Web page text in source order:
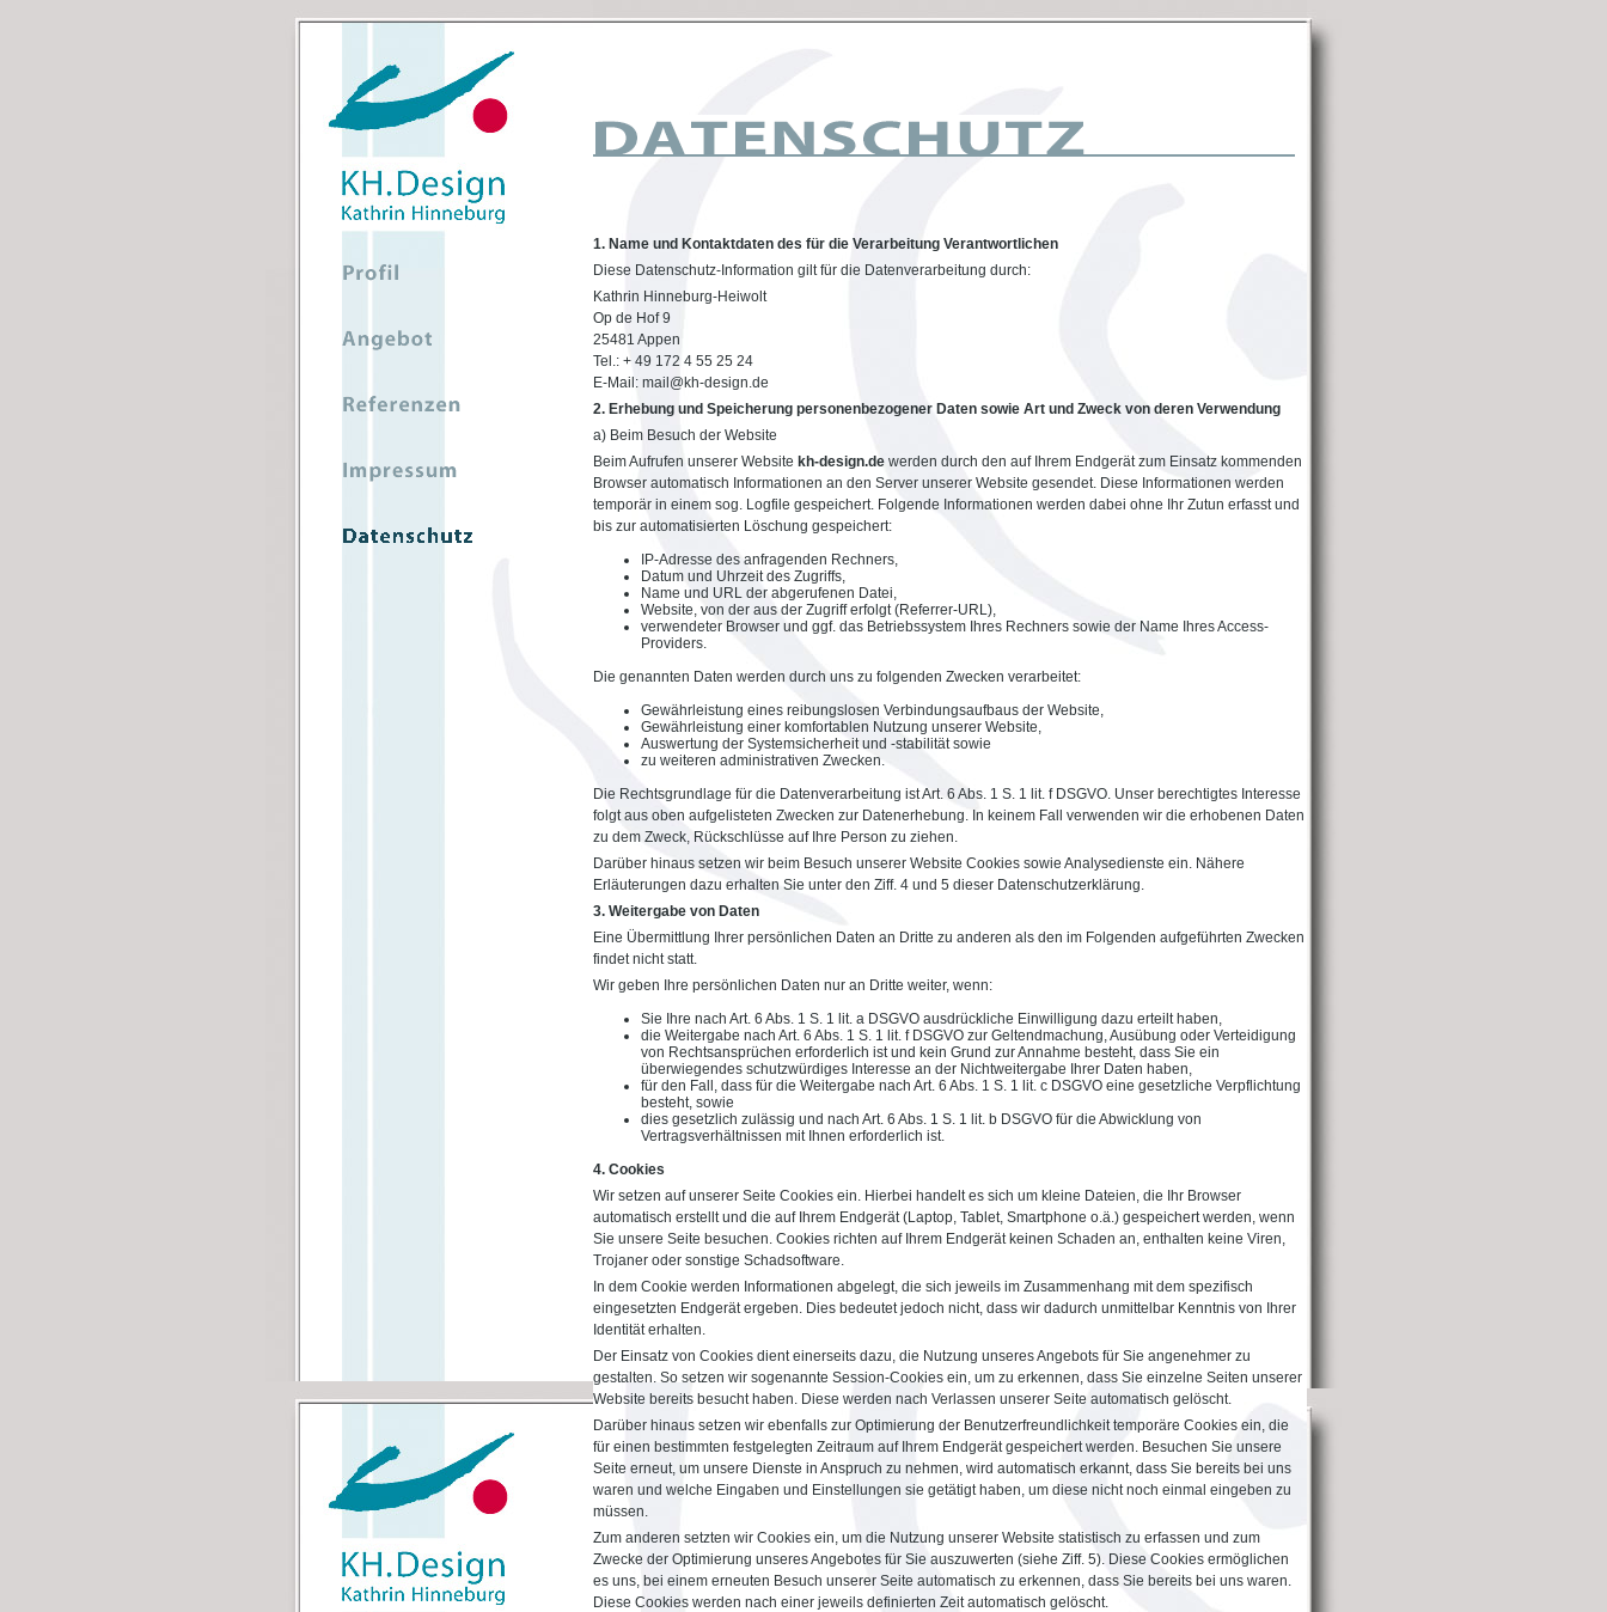
1. Name und Kontaktdaten des für die Verarbeitung Verantwortlichen
Diese Datenschutz-Information gilt für die Datenverarbeitung durch:
Kathrin Hinneburg-Heiwolt
Op de Hof 9
25481 Appen
Tel.: + 49 172 4 55 25 24
E-Mail: mail@kh-design.de
2. Erhebung und Speicherung personenbezogener Daten sowie Art und Zweck von deren Verwendung
a) Beim Besuch der Website
Beim Aufrufen unserer Website kh-design.de werden durch den auf Ihrem Endgerät zum Einsatz kommenden
Browser automatisch Informationen an den Server unserer Website gesendet. Diese Informationen werden
temporär in einem sog. Logfile gespeichert. Folgende Informationen werden dabei ohne Ihr Zutun erfasst und
bis zur automatisierten Löschung gespeichert:
IP-Adresse des anfragenden Rechners,
Datum und Uhrzeit des Zugriffs,
Name und URL der abgerufenen Datei,
Website, von der aus der Zugriff erfolgt (Referrer-URL),
verwendeter Browser und ggf. das Betriebssystem Ihres Rechners sowie der Name Ihres Access-
Providers.
Die genannten Daten werden durch uns zu folgenden Zwecken verarbeitet:
Gewährleistung eines reibungslosen Verbindungsaufbaus der Website,
Gewährleistung einer komfortablen Nutzung unserer Website,
Auswertung der Systemsicherheit und -stabilität sowie
zu weiteren administrativen Zwecken.
Die Rechtsgrundlage für die Datenverarbeitung ist Art. 6 Abs. 1 S. 1 lit. f DSGVO. Unser berechtigtes Interesse
folgt aus oben aufgelisteten Zwecken zur Datenerhebung. In keinem Fall verwenden wir die erhobenen Daten
zu dem Zweck, Rückschlüsse auf Ihre Person zu ziehen.
Darüber hinaus setzen wir beim Besuch unserer Website Cookies sowie Analysedienste ein. Nähere
Erläuterungen dazu erhalten Sie unter den Ziff. 4 und 5 dieser Datenschutzerklärung.
3. Weitergabe von Daten
Eine Übermittlung Ihrer persönlichen Daten an Dritte zu anderen als den im Folgenden aufgeführten Zwecken
findet nicht statt.
Wir geben Ihre persönlichen Daten nur an Dritte weiter, wenn:
Sie Ihre nach Art. 6 Abs. 1 S. 1 lit. a DSGVO ausdrückliche Einwilligung dazu erteilt haben,
die Weitergabe nach Art. 6 Abs. 1 S. 1 lit. f DSGVO zur Geltendmachung, Ausübung oder Verteidigung
von Rechtsansprüchen erforderlich ist und kein Grund zur Annahme besteht, dass Sie ein
überwiegendes schutzwürdiges Interesse an der Nichtweitergabe Ihrer Daten haben,
für den Fall, dass für die Weitergabe nach Art. 6 Abs. 1 S. 1 lit. c DSGVO eine gesetzliche Verpflichtung
besteht, sowie
dies gesetzlich zulässig und nach Art. 6 Abs. 1 S. 1 lit. b DSGVO für die Abwicklung von
Vertragsverhältnissen mit Ihnen erforderlich ist.
4. Cookies
Wir setzen auf unserer Seite Cookies ein. Hierbei handelt es sich um kleine Dateien, die Ihr Browser
automatisch erstellt und die auf Ihrem Endgerät (Laptop, Tablet, Smartphone o.ä.) gespeichert werden, wenn
Sie unsere Seite besuchen. Cookies richten auf Ihrem Endgerät keinen Schaden an, enthalten keine Viren,
Trojaner oder sonstige Schadsoftware.
In dem Cookie werden Informationen abgelegt, die sich jeweils im Zusammenhang mit dem spezifisch
eingesetzten Endgerät ergeben. Dies bedeutet jedoch nicht, dass wir dadurch unmittelbar Kenntnis von Ihrer
Identität erhalten.
Der Einsatz von Cookies dient einerseits dazu, die Nutzung unseres Angebots für Sie angenehmer zu
gestalten. So setzen wir sogenannte Session-Cookies ein, um zu erkennen, dass Sie einzelne Seiten unserer
Website bereits besucht haben. Diese werden nach Verlassen unserer Seite automatisch gelöscht.
Darüber hinaus setzen wir ebenfalls zur Optimierung der Benutzerfreundlichkeit temporäre Cookies ein, die
für einen bestimmten festgelegten Zeitraum auf Ihrem Endgerät gespeichert werden. Besuchen Sie unsere
Seite erneut, um unsere Dienste in Anspruch zu nehmen, wird automatisch erkannt, dass Sie bereits bei uns
waren und welche Eingaben und Einstellungen sie getätigt haben, um diese nicht noch einmal eingeben zu
müssen.
Zum anderen setzten wir Cookies ein, um die Nutzung unserer Website statistisch zu erfassen und zum
Zwecke der Optimierung unseres Angebotes für Sie auszuwerten (siehe Ziff. 5). Diese Cookies ermöglichen
es uns, bei einem erneuten Besuch unserer Seite automatisch zu erkennen, dass Sie bereits bei uns waren.
Diese Cookies werden nach einer jeweils definierten Zeit automatisch gelöscht.